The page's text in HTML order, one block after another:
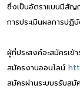
ซึ่งเป็นอัตราแบบมีสั
การประเมินผลการปฏิ
ผู้ที่ประสงค์จะสมัครเข้
สมัครงานออนไลน์
สมัครผ่านระบบรรับส